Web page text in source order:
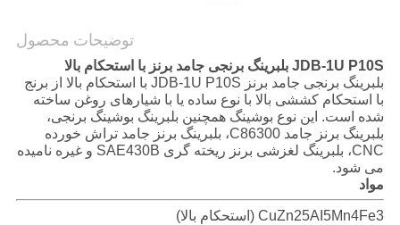
نقشه
سایت
PRIVACY
POLICY
توضیحات محصول
JDB-1U P10S بلبرینگ برنجی جامد برنز با استحکام بالا
بلبرینگ برنجی جامد برنز JDB-1U P10S با استحکام بالا از برنج
با استحکام کششی بالا با نوع ساده یا با شیارهای روغن ساخته
شده است. این نوع بوشینگ همچنین بلبرینگ بوشینگ برنجی،
بلبرینگ برنز جامد C86300، بلبرینگ برنز جامد تراش خورده
CNC، بلبرینگ لغزشی برنز ریخته گری SAE430B و غیره نامیده
می شود.
مواد
CuZn25AI5Mn4Fe3 (استحکام بالا)